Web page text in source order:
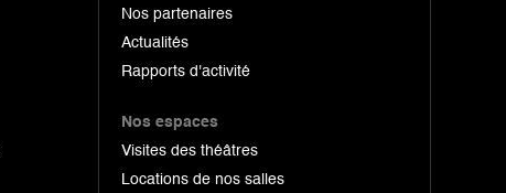
Nos partenaires
Actualités
Rapports d'activité
Nos espaces
Visites des théâtres
Locations de nos salles